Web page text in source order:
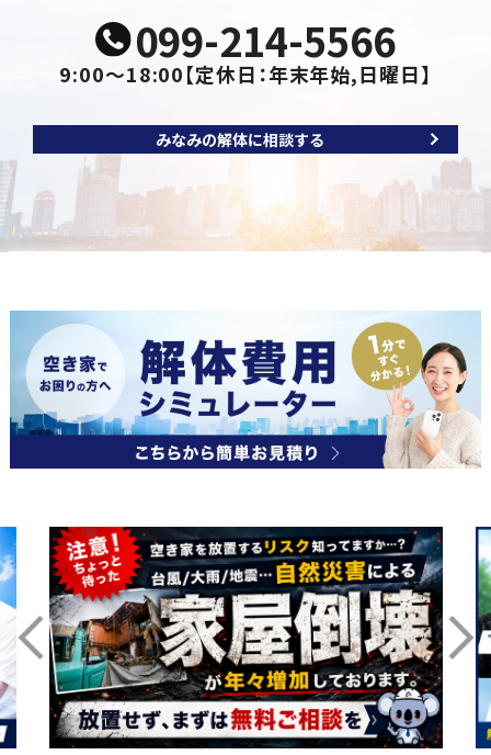
099-214-5566
9:00～18:00【定休日：年末年始,日曜日】
みなみの解体に相談する